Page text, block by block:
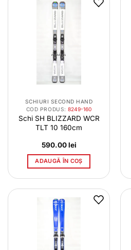
SCHIURI SECOND HAND
COD PRODUS:8249-160
Schi SH BLIZZARD WCR
TLT 10 160cm
590.00lei
ADAUGĂ ÎN COȘ